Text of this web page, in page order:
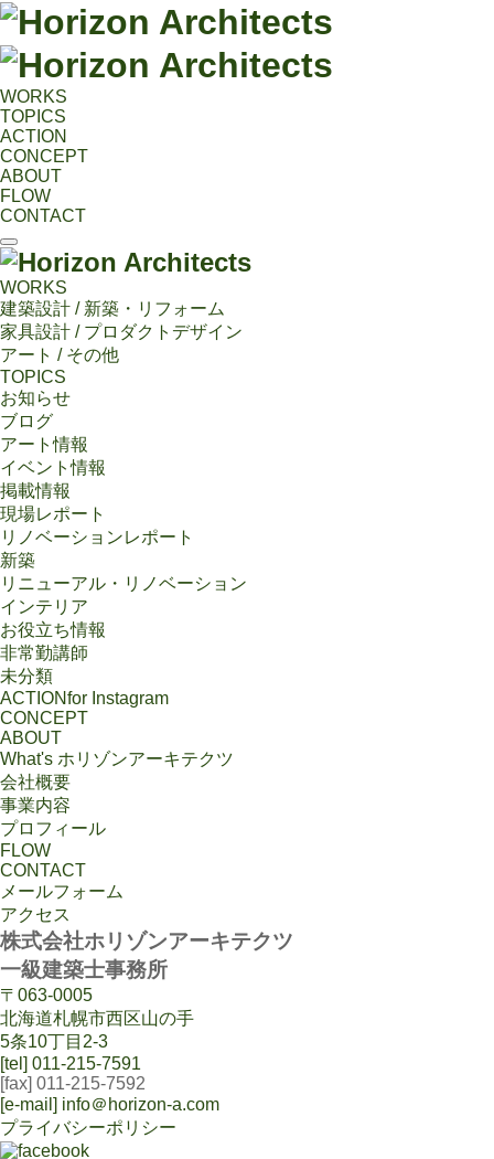
WORKS
TOPICS
ACTION
CONCEPT
ABOUT
FLOW
CONTACT
WORKS
建築設計 / 新築・リフォーム
家具設計 / プロダクトデザイン
アート / その他
TOPICS
お知らせ
ブログ
アート情報
イベント情報
掲載情報
現場レポート
リノベーションレポート
新築
リニューアル・リノベーション
インテリア
お役立ち情報
非常勤講師
未分類
ACTIONfor Instagram
CONCEPT
ABOUT
What's ホリゾンアーキテクツ
会社概要
事業内容
プロフィール
FLOW
CONTACT
メールフォーム
アクセス
株式会社ホリゾンアーキテクツ
一級建築士事務所
〒063-0005
北海道札幌市西区山の手
5条10丁目2-3
[tel] 011-215-7591
[fax] 011-215-7592
[e-mail] info＠horizon-a.com
プライバシーポリシー